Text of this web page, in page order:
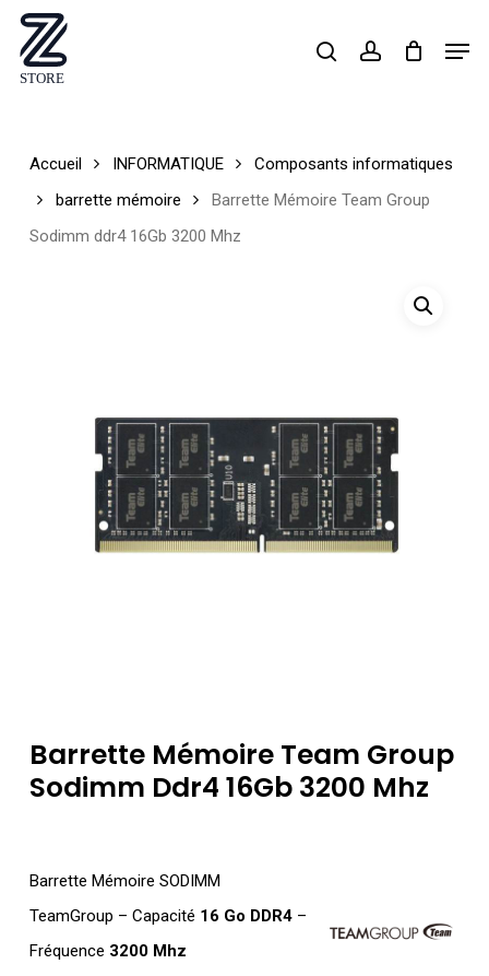
Skip
main
searchaccount
Accueil INFORMATIQUE
Composants informatiques
barrette mémoire
Barrette Mémoire Team Group
Sodimm ddr4 16Gb 3200 Mhz
Barrette Mémoire Team Group
Sodimm Ddr4 16Gb 3200 Mhz
Barrette Mémoire SODIMM
TeamGroup – Capacité 16 Go DDR4–
Fréquence 3200 Mhz